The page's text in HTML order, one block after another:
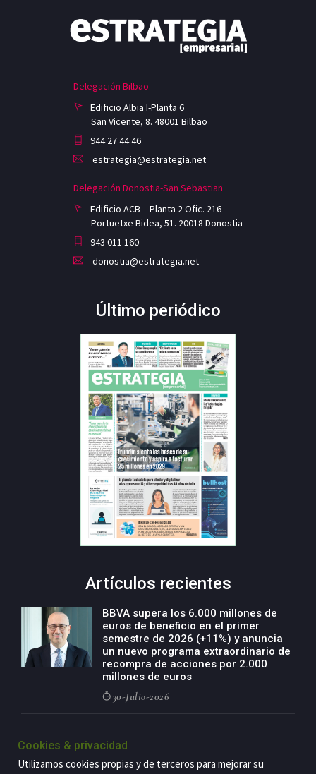
Delegación Bilbao
Edificio Albia I-Planta 6
San Vicente, 8. 48001 Bilbao
944 27 44 46
estrategia@estrategia.net
Delegación Donostia-San Sebastian
Edificio ACB – Planta 2 Ofic. 216
Portuetxe Bidea, 51. 20018 Donostia
943 011 160
donostia@estrategia.net
Último periódico
Artículos recientes
BBVA supera los 6.000 millones de
euros de beneficio en el primer
semestre de 2026 (+11%) y anuncia
un nuevo programa extraordinario de
recompra de acciones por 2.000
millones de euros
30-Julio-2026
negocio agro con un modelo global
países
Cookies & privacidad
Utilizamos cookies propias y de terceros para mejorar su